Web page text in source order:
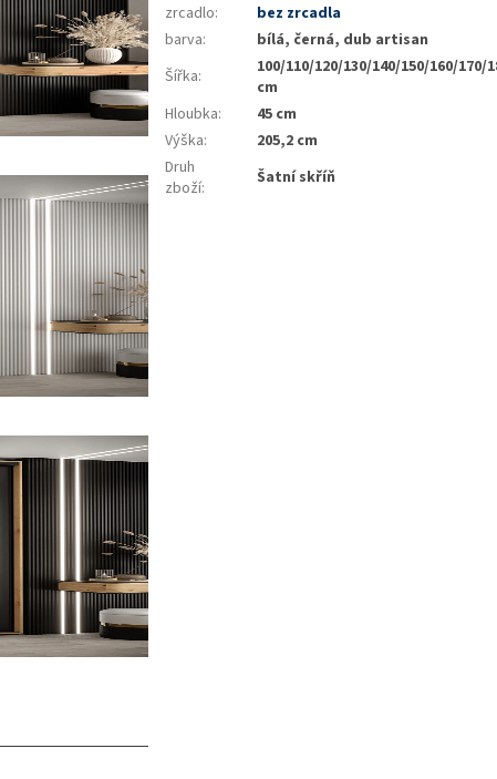
zrcadlo:
bez zrcadla
barva:
bílá, černá, dub artisan
Šířka:
100/110/120/130/140/150/160/170/
cm
Hloubka:
45 cm
Výška:
205,2 cm
Druh
zboží: Šatní skříň